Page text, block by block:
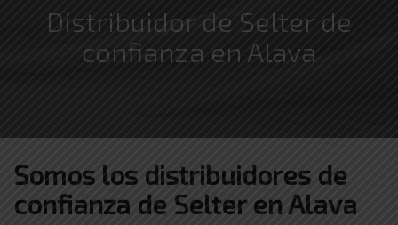
Distribuidor de Selter de
confianza en Alava
Somos los distribuidores de
confianza de Selter en Alava